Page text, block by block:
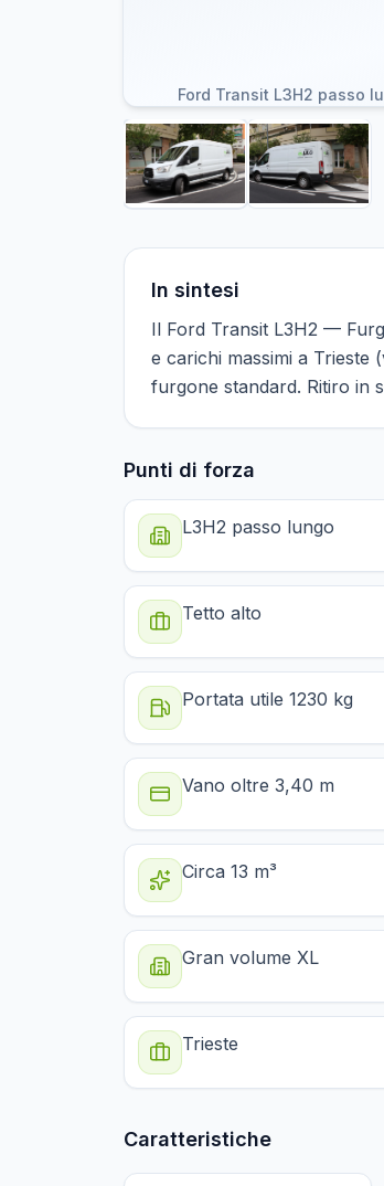
In sintesi
Il Ford Transit L3H2 —
e carichi massimi a Trieste
furgone standard. Ritiro in
Punti di forza
L3H2 passo lungo
Tetto alto
Portata utile 1230 kg
Vano oltre 3,40 m
Circa 13 m³
Gran volume XL
Trieste
Caratteristiche